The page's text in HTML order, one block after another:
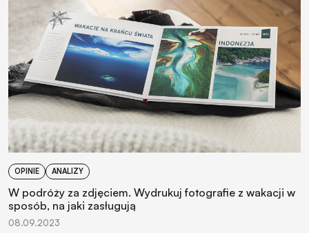
OPINIE ANALIZY
W podróży za zdjęciem. Wydrukuj fotografie z wakacji w
sposób, na jaki zasługują
08.09.2023